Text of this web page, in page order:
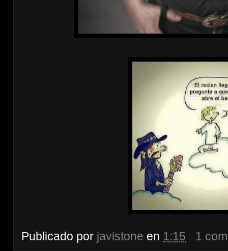
Publicado por javistone en 1:15 1